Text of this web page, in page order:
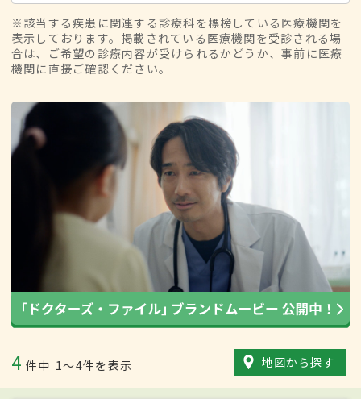
※該当する疾患に関連する診療科を標榜している医療機関を
表示しております。掲載されている医療機関を受診される場
合は、ご希望の診療内容が受けられるかどうか、事前に医療
機関に直接ご確認ください。
4 件中 1〜4件を表示 地図から探す